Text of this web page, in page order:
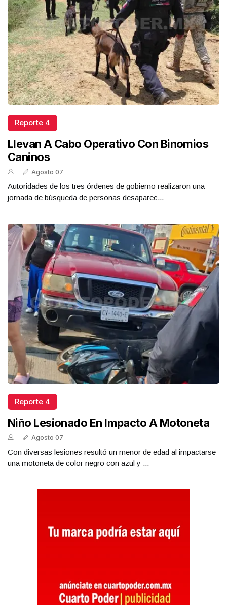
Reporte 4
Llevan A Cabo Operativo Con Binomios
Caninos
Agosto 07
Autoridades de los tres órdenes de gobierno realizaron una
jornada de búsqueda de personas desaparec...
Reporte 4
Niño Lesionado En Impacto A Motoneta
Agosto 07
Con diversas lesiones resultó un menor de edad al impactarse
una motoneta de color negro con azul y ...